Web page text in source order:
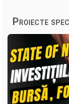
Proiecte